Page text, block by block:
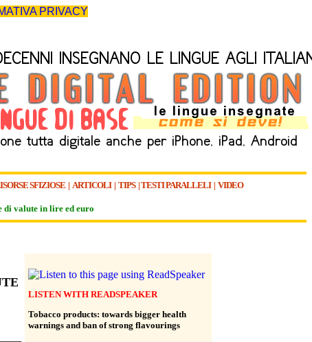
PRIVACY
SFIZIOSE | ARTICOLI| TIPS|TESTI PARALLELI| VIDEO
di valute in lire ed euro
LISTEN WITH READSPEAKER
Tobacco products: towards bigger health
warnings and ban of strong flavourings